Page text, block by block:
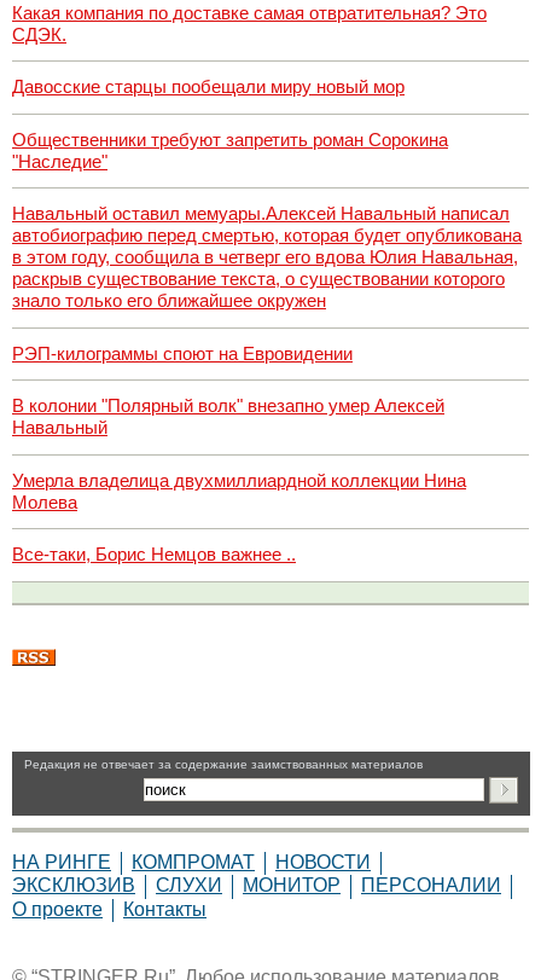
Какая компания по доставке самая отвратительная? Это
СДЭК.
Давосские старцы пообещали миру новый мор
Общественники требуют запретить роман Сорокина
"Наследие"
Навальный оставил мемуары.Алексей Навальный написал
автобиографию перед смертью, которая будет опубликована
в этом году, сообщила в четверг его вдова Юлия Навальная,
раскрыв существование текста, о существовании которого
знало только его ближайшее окружен
РЭП-килограммы споют на Евровидении
В колонии "Полярный волк" внезапно умер Алексей
Навальный
Умерла владелица двухмиллиардной коллекции Нина
Молева
Все-таки, Борис Немцов важнее ..
Pедакция не отвечает за содержание заимствованных материалов
НА РИНГЕ КОМПРОМАТ
НОВОСТИ
ЭКСКЛЮЗИВ
СЛУХИ МОНИТОР
ПЕРСОНАЛИИ
О проекте
Контакты